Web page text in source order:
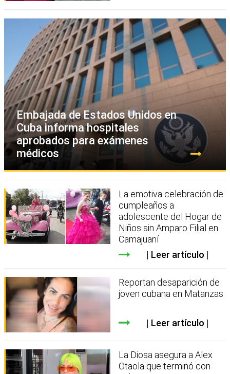
Embajada de Estados Unidos en
Cuba informa hospitales
aprobados para exámenes
médicos
La emotiva celebración de
cumpleaños a
adolescente del Hogar de
Niños sin Amparo Filial en
Camajuaní
Leer artículo
Reportan desaparición de
joven cubana en Matanzas
Leer artículo
La Diosa asegura a Alex
Otaola que terminó con